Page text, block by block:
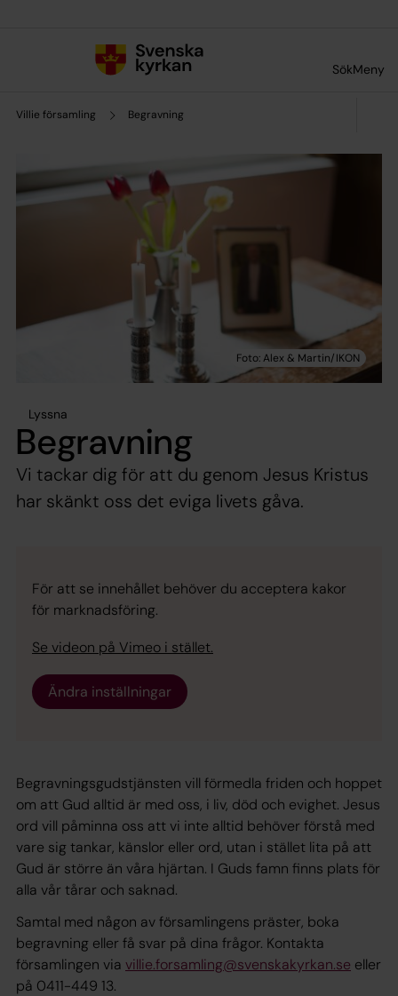
SökMeny
Villie församling Begravning
Lyssna
Begravning
Vi tackar dig för att du genom Jesus Kristus
har skänkt oss det eviga livets gåva.
För att se innehållet behöver du acceptera kakor
för marknadsföring.
Se videon på Vimeo i stället.
Ändra inställningar
Begravningsgudstjänsten vill förmedla friden och hoppet
om att Gud alltid är med oss, i liv, död och evighet. Jesus
ord vill påminna oss att vi inte alltid behöver förstå med
vare sig tankar, känslor eller ord, utan i stället lita på att
Gud är större än våra hjärtan. I Guds famn finns plats för
alla vår tårar och saknad.
Samtal med någon av församlingens präster, boka
begravning eller få svar på dina frågor. Kontakta
församlingen via villie.forsamling@svenskakyrkan.se eller
på 0411-449 13.